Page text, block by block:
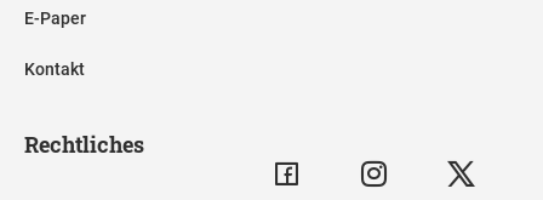
E-Paper
Kontakt
Rechtliches